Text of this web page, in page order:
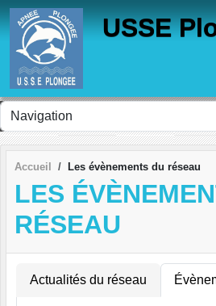
USSE
Accueil Les évènements du réseau
LES
RÉSEAU
Actualités du réseau
Panneau de gestion des cookies